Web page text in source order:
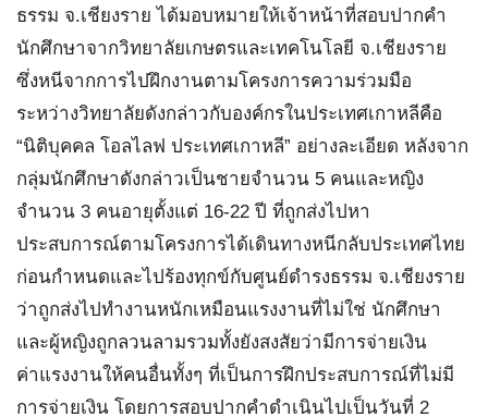
ธรรม จ.เชียงราย ได้มอบหมายให้เจ้าหน้าที่สอบปากคำ
นักศึกษาจากวิทยาลัยเกษตรและเทคโนโลยี จ.เชียงราย
ซึ่งหนีจากการไปฝึกงานตามโครงการความร่วมมือ
ระหว่างวิทยาลัยดังกล่าวกับองค์กรในประเทศเกาหลีคือ
“นิติบุคคล โอลไลฟ ประเทศเกาหลี” อย่างละเอียด หลังจาก
กลุ่มนักศึกษาดังกล่าวเป็นชายจำนวน 5 คนและหญิง
จำนวน 3 คนอายุตั้งแต่ 16-22 ปี ที่ถูกส่งไปหา
ประสบการณ์ตามโครงการได้เดินทางหนีกลับประเทศไทย
ก่อนกำหนดและไปร้องทุกข์กับศูนย์ดำรงธรรม จ.เชียงราย
ว่าถูกส่งไปทำงานหนักเหมือนแรงงานที่ไม่ใช่ นักศึกษา
และผู้หญิงถูกลวนลามรวมทั้งยังสงสัยว่ามีการจ่ายเงิน
ค่าแรงงานให้คนอื่นทั้งๆ ที่เป็นการฝึกประสบการณ์ที่ไม่มี
การจ่ายเงิน โดยการสอบปากคำดำเนินไปเป็นวันที่ 2